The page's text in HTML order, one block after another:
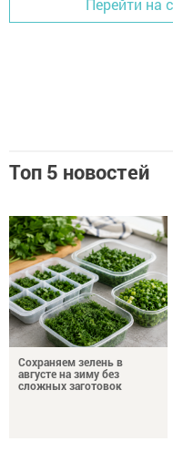
Топ 5 новостей
Сохраняем зелень в
августе на зиму без
сложных заготовок